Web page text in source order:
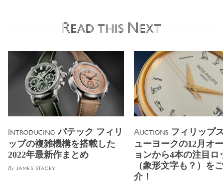
Read this Next
Introducing パテック フィリ
ップの複雑機構を搭載した
2022年最新作まとめ
By JAMES STACEY
Auctions フィリップ
ューヨークの12月オ
ョンから4本の注目ロ
（象形文字も？）を
介！